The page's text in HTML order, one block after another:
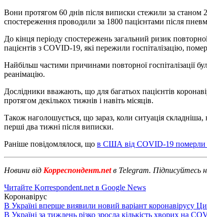
Вони протягом 60 днів після виписки стежили за станом
спостереження проводили за 1800 пацієнтами після
До кінця періоду спостережень загальний ризик
пацієнтів з COVID-19, які пережили госпіталізацію,
Найбільш частими причинами повторної госпіталізації
реанімацію.
Дослідники вважають, що для багатьох пацієнтів
протягом декількох тижнів і навіть місяців.
Також наголошується, що зараз, коли ситуація
перші два тижні після виписки.
Раніше повідомлялося, що в США від COVID-19 померли
Новини від Корреспондент.netв Telegram. Підписуйтесь
Читайте Korrespondent.net в Google News
Коронавірус
В Україні вперше виявили новий варіант коронавірусу
В Україні за тиждень різко зросла кількість хворих на